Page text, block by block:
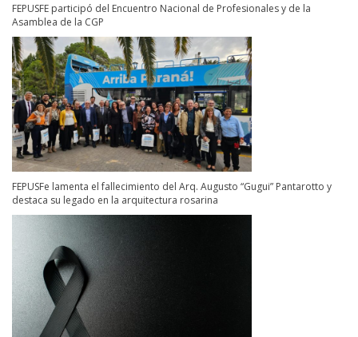
FEPUSFE participó del Encuentro Nacional de Profesionales y de la
Asamblea de la CGP
FEPUSFe lamenta el fallecimiento del Arq. Augusto “Gugui” Pantarotto y
destaca su legado en la arquitectura rosarina